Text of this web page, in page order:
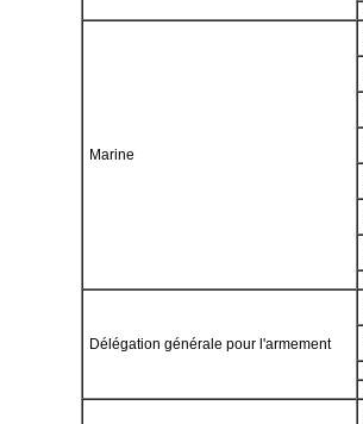
Marine
Délégation générale pour l'armement